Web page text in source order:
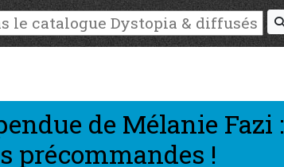
de Mélanie Fazi :
précommandes !